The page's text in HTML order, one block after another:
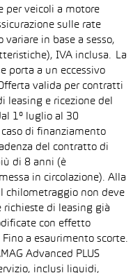
per veicoli a motore
sulle rate
variare in base a sesso,
IVA inclusa. La
porta a un eccessivo
valida per contratti
leasing e ricezione del
1° luglio al 30
di finanziamento
del contratto di
di 8 anni (è
in circolazione). Alla
chilometraggio non deve
richieste di leasing già
con effetto
a esaurimento scorte.
Advanced PLUS
inclusi liquidi,